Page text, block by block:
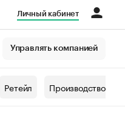
Личный кабинет
Управлять компанией
Ретейл Производство